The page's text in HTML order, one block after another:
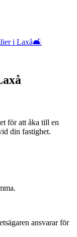
i Laxå🛋️
för att åka till en
din fastighet.
.
ansvarar för